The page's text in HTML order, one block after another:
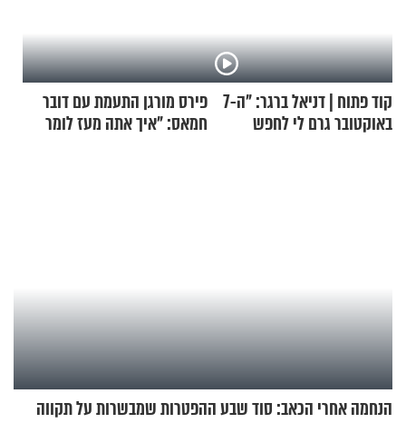
קוד פתוח | דניאל ברגר: "ה-7
באוקטובר גרם לי לחפש
פירס מורגן התעמת עם דובר
חמאס: "איך אתה מעז לומר
הנחמה אחרי הכאב: סוד שבע ההפטרות שמבשרות על תקווה